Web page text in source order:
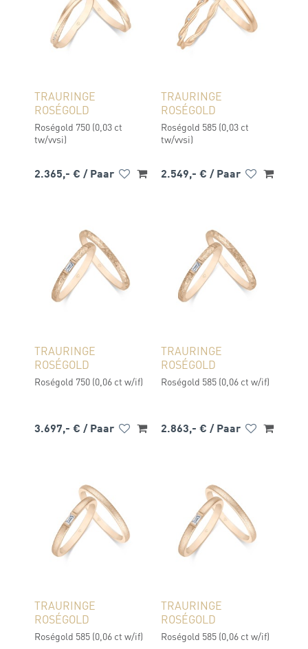
TRAURINGE
ROSÉGOLD
Roségold 750 (0,03 ct
tw/vvsi)
2.365,- € / Paar
TRAURINGE
ROSÉGOLD
Roségold 585 (0,03 ct
tw/vvsi)
2.549,- € / Paar
TRAURINGE
ROSÉGOLD
Roségold 750 (0,06 ct w/if)
3.697,- € / Paar
TRAURINGE
ROSÉGOLD
Roségold 585 (0,06 ct w/if)
2.863,- € / Paar
TRAURINGE
ROSÉGOLD
Roségold 585 (0,06 ct w/if)
TRAURINGE
ROSÉGOLD
Roségold 585 (0,06 ct w/if)